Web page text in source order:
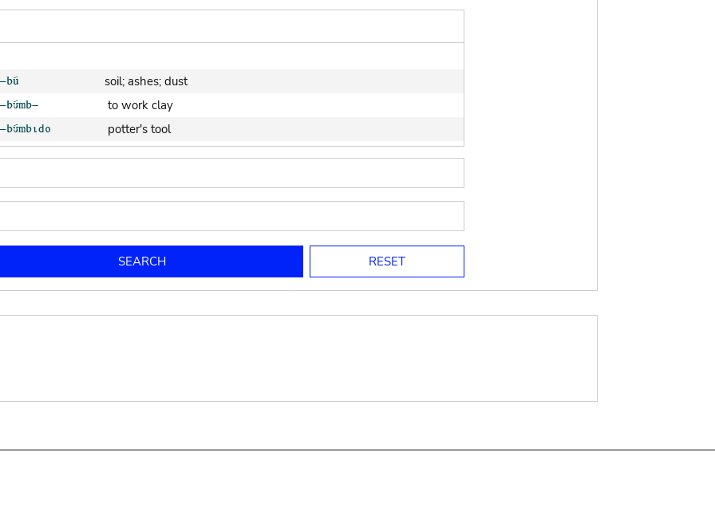
soil; ashes; dust
to work clay
potter's tool
clay soil
to mould pottery
pottery clay